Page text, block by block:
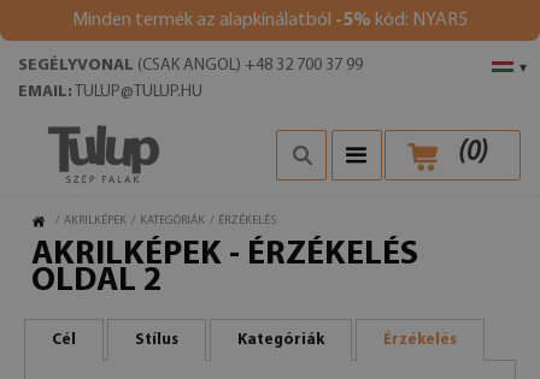
Minden termék az alapkínálatból -5% kód: NYAR5
▾
SEGÉLYVONAL (CSAK ANGOL) +48 32 700 37 99
EMAIL: TULUP@TULUP.HU
(0)
/ AKRILKÉPEK / KATEGÓRIÁK / ÉRZÉKELÉS
AKRILKÉPEK - ÉRZÉKELÉS
OLDAL 2
Cél Stílus Kategóriák Érzékelés